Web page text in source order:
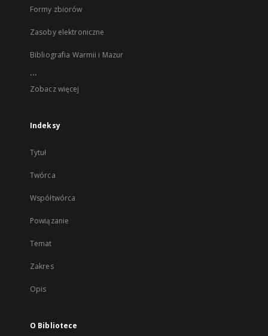
Formy zbiorów
Zasoby elektroniczne
Bibliografia Warmii i Mazur
...
Zobacz więcej
Indeksy
Tytuł
Twórca
Współtwórca
Powiązanie
Temat
Zakres
Opis
O Bibliotece